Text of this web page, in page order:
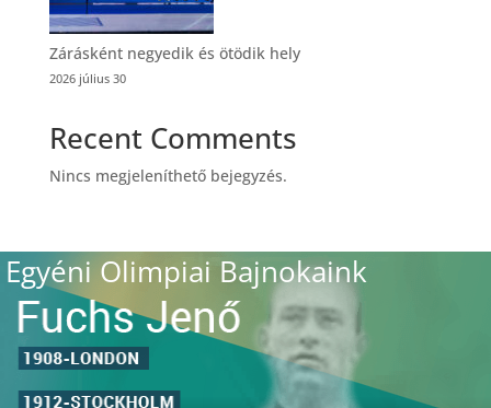
Zárásként negyedik és ötödik hely
2026 július 30
Recent Comments
Nincs megjeleníthető bejegyzés.
Egyéni Olimpiai Bajnokaink